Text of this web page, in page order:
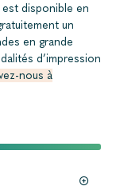
disponible en
un
en grande
d’impression
nous à